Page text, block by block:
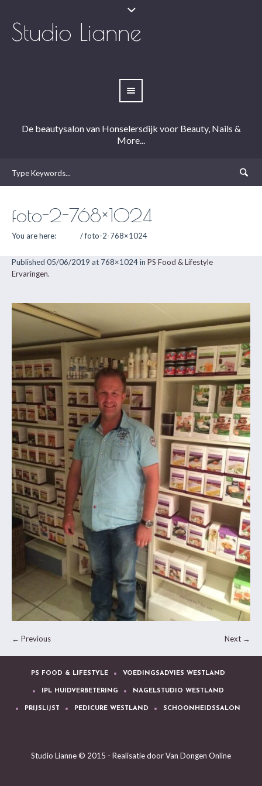
Studio Lianne
De beautysalon van Honselersdijk voor Beauty, Nails &
More...
foto-2-768×1024
You are here: /foto-2-768×1024
Published 05/06/2019 at 768×1024 in PS Food & Lifestyle
Ervaringen.
← Previous Next →
PS FOOD & LIFESTYLE VOEDINGSADVIES WESTLAND
IPL HUIDVERBETERING NAGELSTUDIO WESTLAND
PRIJSLIJST PEDICURE WESTLAND SCHOONHEIDSSALON
Studio Lianne © 2015 - Realisatie doorVan Dongen Online